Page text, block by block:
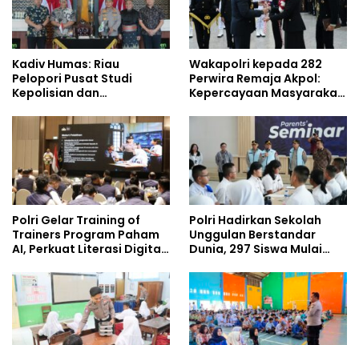
Kadiv Humas: Riau
Pelopori Pusat Studi
Kepolisian dan
Policing Masuki Babak
Wakapolri kepada 282
Perwira Remaja Akpol:
Kepercayaan Masyarakat
Polri Gelar Training of
Trainers Program Paham
AI, Perkuat Literasi Digital
Polri Hadirkan Sekolah
Unggulan Berstandar
Dunia, 297 Siswa Mulai